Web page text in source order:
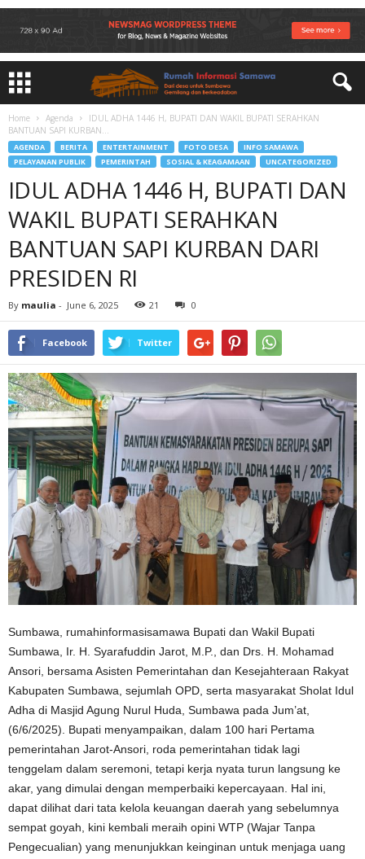
Home Agenda
IDUL ADHA 1446 H, BUPATI DAN WAKIL BUPATI SERAHKAN
BANTUAN SAPI KURBAN...
AGENDA BERITA ENTERTAINMENT FOTO DESA
INFO SAMAWA
PELAYANAN PUBLIK
PEMERINTAH SOSIAL & KEAGAMAAN UNCATEGORIZED
IDUL ADHA 1446 H, BUPATI DAN
WAKIL BUPATI SERAHKAN
BANTUAN SAPI KURBAN DARI
PRESIDEN RI
By maulia - June 6, 2025 21 0
Facebook Twitter
Sumbawa, rumahinformasisamawa Bupati dan Wakil Bupati
Sumbawa, Ir. H. Syarafuddin Jarot, M.P., dan Drs. H. Mohamad
Ansori, bersama Asisten Pemerintahan dan Kesejahteraan Rakyat
Kabupaten Sumbawa, sejumlah OPD, serta masyarakat Sholat Idul
Adha di Masjid Agung Nurul Huda, Sumbawa pada Jum’at,
(6/6/2025). Bupati menyampaikan, dalam 100 hari Pertama
pemerintahan Jarot-Ansori, roda pemerintahan tidak lagi
tenggelam dalam seremoni, tetapi kerja nyata turun langsung ke
akar, yang dimulai dengan memperbaiki kepercayaan. Hal ini,
dapat dilihat dari tata kelola keuangan daerah yang sebelumnya
sempat goyah, kini kembali meraih opini WTP (Wajar Tanpa
Pengecualian) yang menunjukkan keinginan untuk menjaga uang